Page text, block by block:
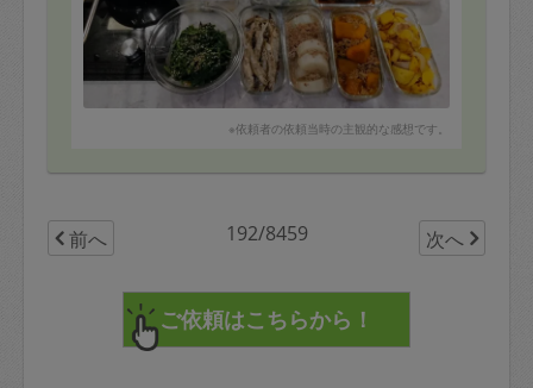
※依頼者の依頼当時の主観的な感想です。
前へ 192/8459 次へ